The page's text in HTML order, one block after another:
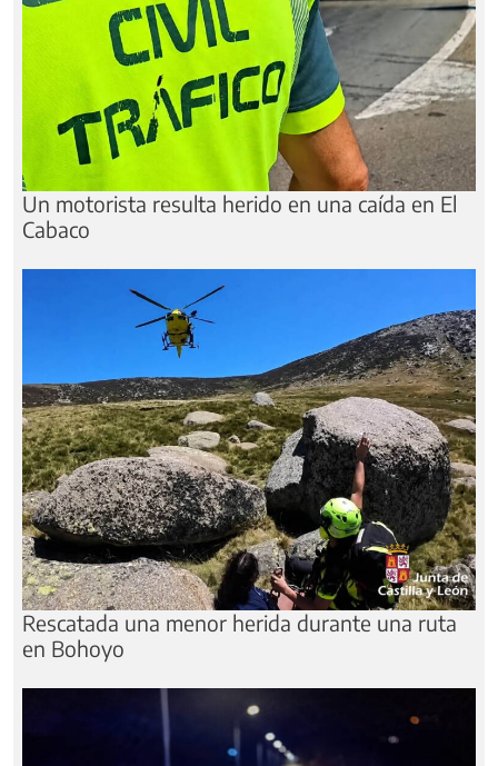
Un motorista resulta herido en una caída en El
Cabaco
Rescatada una menor herida durante una ruta
en Bohoyo